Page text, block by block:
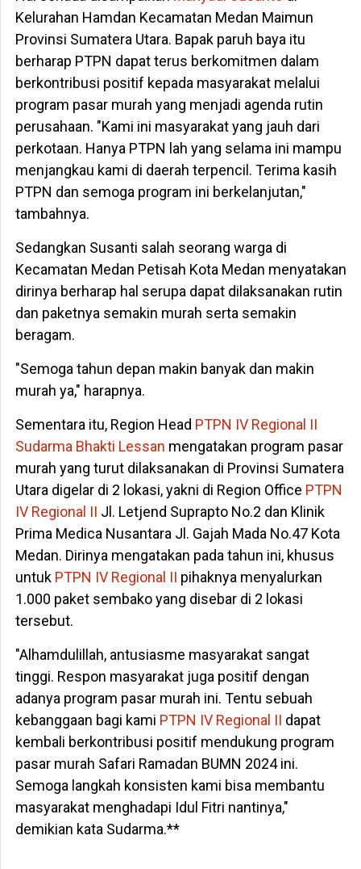
Kelurahan Hamdan Kecamatan Medan Maimun
Provinsi Sumatera Utara. Bapak paruh baya itu
berharap PTPN dapat terus berkomitmen dalam
berkontribusi positif kepada masyarakat melalui
program pasar murah yang menjadi agenda rutin
perusahaan. "Kami ini masyarakat yang jauh dari
perkotaan. Hanya PTPN lah yang selama ini mampu
menjangkau kami di daerah terpencil. Terima kasih
PTPN dan semoga program ini berkelanjutan,"
tambahnya.
Sedangkan Susanti salah seorang warga di
Kecamatan Medan Petisah Kota Medan menyatakan
dirinya berharap hal serupa dapat dilaksanakan rutin
dan paketnya semakin murah serta semakin
beragam.
"Semoga tahun depan makin banyak dan makin
murah ya," harapnya.
Sementara itu, Region Head PTPN IV Regional II
Sudarma Bhakti Lessan mengatakan program pasar
murah yang turut dilaksanakan di Provinsi Sumatera
Utara digelar di 2 lokasi, yakni di Region Office PTPN
IV Regional II Jl. Letjend Suprapto No.2 dan Klinik
Prima Medica Nusantara Jl. Gajah Mada No.47 Kota
Medan. Dirinya mengatakan pada tahun ini, khusus
untuk PTPN IV Regional II pihaknya menyalurkan
1.000 paket sembako yang disebar di 2 lokasi
tersebut.
"Alhamdulillah, antusiasme masyarakat sangat
tinggi. Respon masyarakat juga positif dengan
adanya program pasar murah ini. Tentu sebuah
kebanggaan bagi kami PTPN IV Regional II dapat
kembali berkontribusi positif mendukung program
pasar murah Safari Ramadan BUMN 2024 ini.
Semoga langkah konsisten kami bisa membantu
masyarakat menghadapi Idul Fitri nantinya,"
demikian kata Sudarma.**